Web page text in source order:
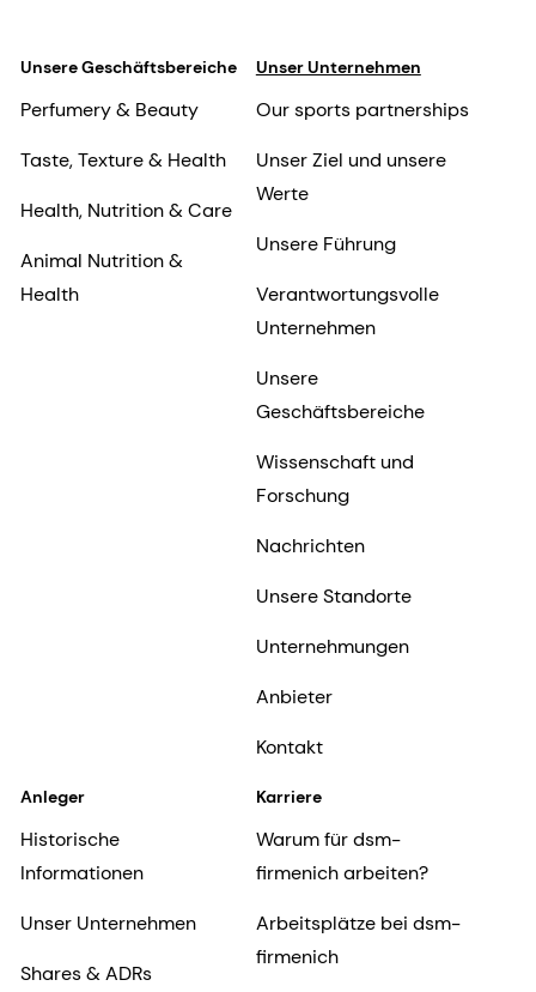
Unsere Geschäftsbereiche
Perfumery & Beauty
Taste, Texture & Health
Health, Nutrition & Care
Animal Nutrition &
Health
Unser Unternehmen
Our sports partnerships
Unser Ziel und unsere
Werte
Unsere Führung
Verantwortungsvolle
Unternehmen
Unsere
Geschäftsbereiche
Wissenschaft und
Forschung
Nachrichten
Unsere Standorte
Unternehmungen
Anbieter
Kontakt
Anleger
Historische
Informationen
Unser Unternehmen
Shares & ADRs
Karriere
Warum für dsm-
firmenich arbeiten?
Arbeitsplätze bei dsm-
firmenich